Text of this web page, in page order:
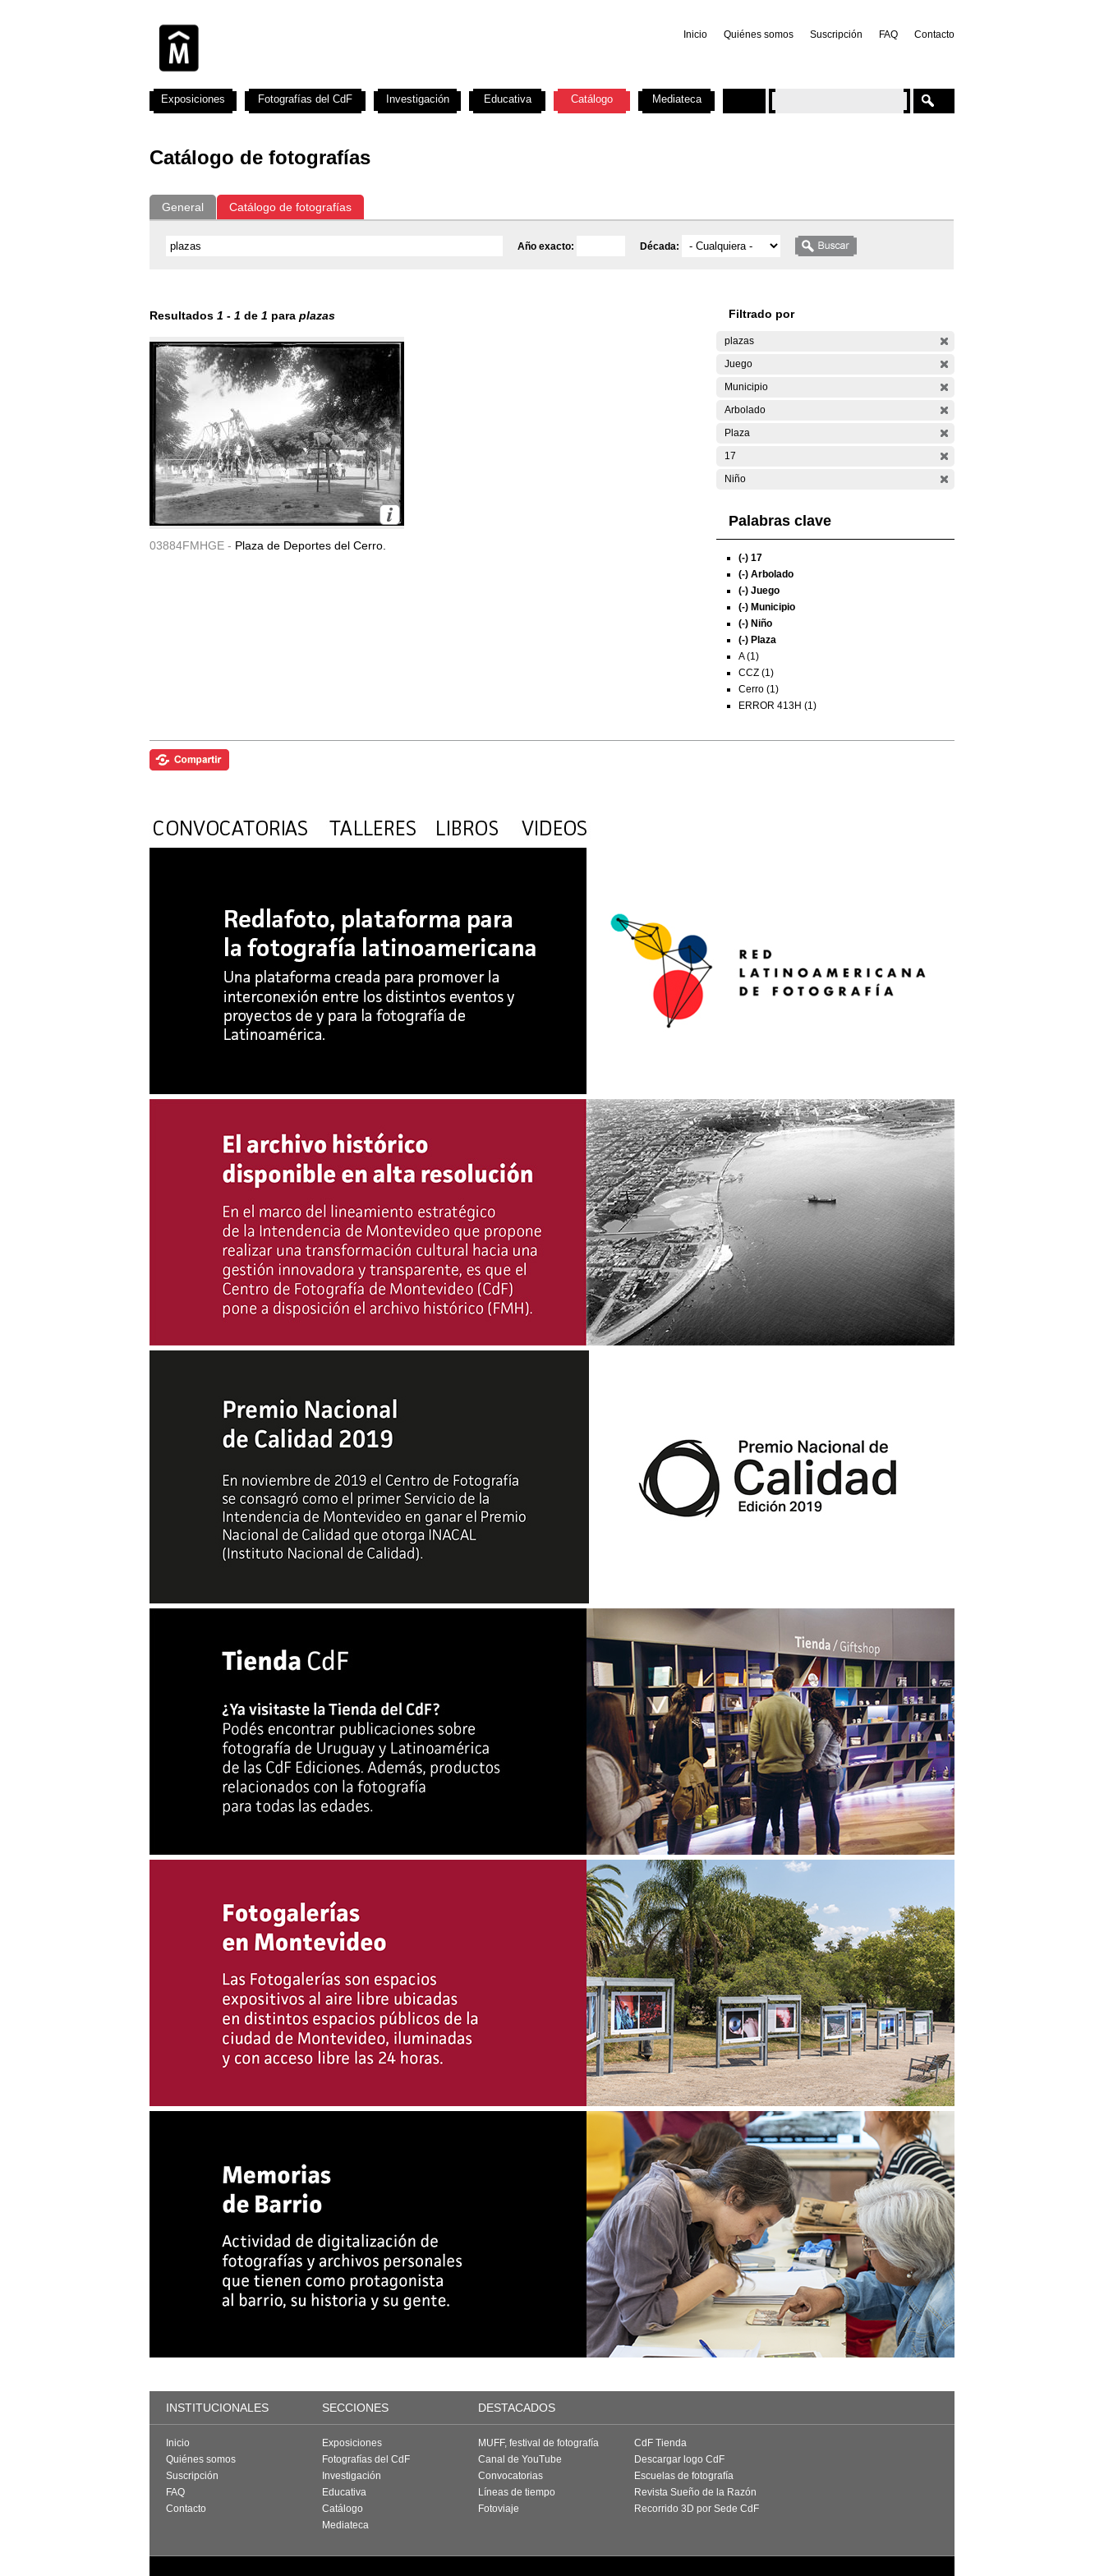
Inicio Quiénes somos Suscripción FAQ Contacto
Catálogo de fotografías
General Catálogo de fotografías
Año exacto: Década:
Resultados 1 - 1 de 1 para plazas
03884FMHGE - Plaza de Deportes del Cerro.
Filtrado por
plazas
Juego
Municipio
Arbolado
Plaza
17
Niño
Palabras clave
(-) 17
(-) Arbolado
(-) Juego
(-) Municipio
(-) Niño
(-) Plaza
A (1)
CCZ (1)
Cerro (1)
ERROR 413H (1)
Exposiciones Fotografías del CdF Investigación Educativa Catálogo Mediateca
INSTITUCIONALES SECCIONES DESTACADOS
Inicio
Quiénes somos
Suscripción
FAQ
Contacto
Exposiciones
Fotografías del CdF
Investigación
Educativa
Catálogo
Mediateca
MUFF, festival de fotografía
Canal de YouTube
Convocatorias
Líneas de tiempo
Fotoviaje
CdF Tienda
Descargar logo CdF
Escuelas de fotografía
Revista Sueño de la Razón
Recorrido 3D por Sede CdF